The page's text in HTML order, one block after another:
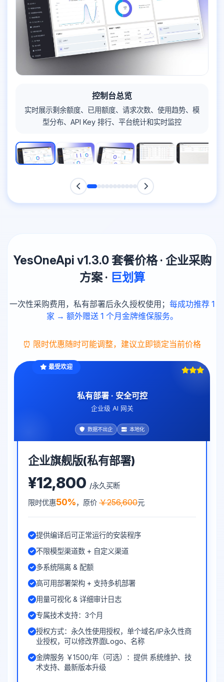
控制台总览
实时展示剩余额度、已用额度、请求次数、使用趋势、模
型分布、API Key 排行、平台统计和实时监控
YesOneApi v1.3.0 套餐价格 · 企业采购
方案 · 巨划算
一次性采购费用，私有部署后永久授权使用； 每成功推荐 1
家 → 额外赠送 1 个月金牌维保服务。
⏰ 限时优惠随时可能调整，建议立即锁定当前价格
最受欢迎
私有部署 · 安全可控
企业级 AI 网关
数据不出企 本地化
企业旗舰版(私有部署)
¥12,800 /永久买断
限时优惠50%，原价 ￥256,600元
提供编译后可正常运行的安装程序
不限模型渠道数 + 自定义渠道
多系统隔离 & 配额
高可用部署架构 + 支持多机部署
用量可视化 & 详细审计日志
专属技术支持：3个月
授权方式：永久性使用授权，单个域名/IP永久性商
业授权，可以修改界面Logo、名称
金牌服务 ￥1500/年（可选）：提供 系统维护、技
术支持、最新版本升级